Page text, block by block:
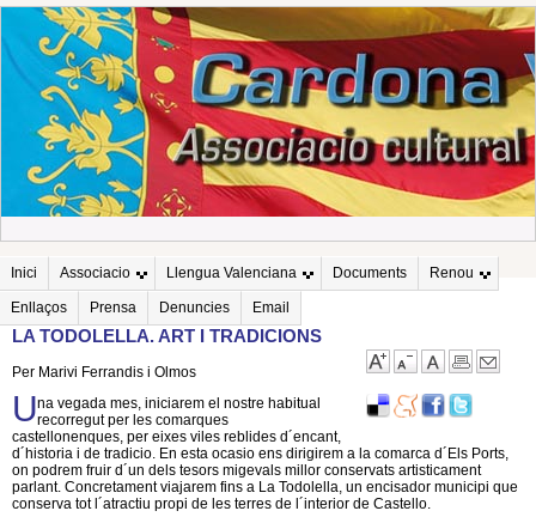
Inici Associacio Llengua Valenciana Documents Renou
Enllaços Prensa Denuncies Email
LA TODOLELLA. ART I TRADICIONS
Per Marivi Ferrandis i Olmos
Una vegada mes, iniciarem el nostre habitual
recorregut per les comarques
castellonenques, per eixes viles reblides d´encant,
d´historia i de tradicio. En esta ocasio ens dirigirem a la comarca d´Els Ports,
on podrem fruir d´un dels tesors migevals millor conservats artisticament
parlant. Concretament viajarem fins a La Todolella, un encisador municipi que
conserva tot l´atractiu propi de les terres de l´interior de Castello.